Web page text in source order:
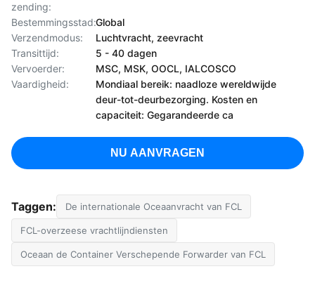
zending:
Bestemmingsstad:Global
Verzendmodus:
Luchtvracht, zeevracht
Transittijd:
5 - 40 dagen
Vervoerder:
MSC, MSK, OOCL, IALCOSCO
Vaardigheid:
Mondiaal bereik: naadloze wereldwijde
deur-tot-deurbezorging. Kosten en
capaciteit: Gegarandeerde ca
NU AANVRAGEN
Taggen: De internationale Oceaanvracht van FCL
FCL-overzeese vrachtlijndiensten
Oceaan de Container Verschepende Forwarder van FCL